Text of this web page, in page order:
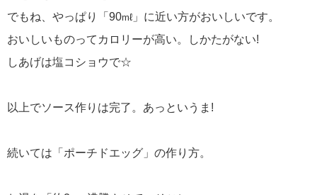
でもね、やっぱり「90mℓ 」に近い方がおいしいです。
おいしいものってカロリーが高い。しかたがない!
しあげは塩コショウで☆
以上でソース作りは完了。あっというま!
続いては「ポーチドエッグ」の作り方。